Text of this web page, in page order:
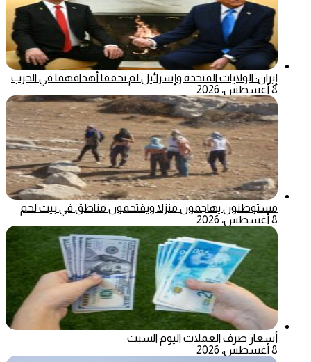
إيران: الولايات المتحدة وإسرائيل لم تحققا أهدافهما في الحرب
8 أغسطس، 2026
مستوطنون يهاجمون منزلا ويقتحمون مناطق في بيت لحم
8 أغسطس، 2026
أسعار صرف العملات اليوم السبت
8 أغسطس، 2026